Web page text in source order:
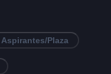
Aspirantes/Plaza